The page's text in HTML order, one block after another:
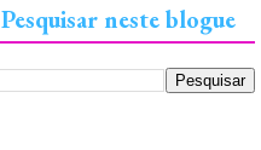
Pesquisar neste blogue